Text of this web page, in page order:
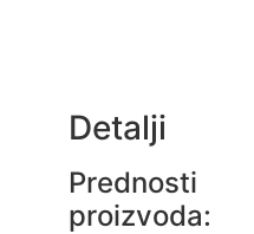
Detalji
Prednosti
proizvoda: